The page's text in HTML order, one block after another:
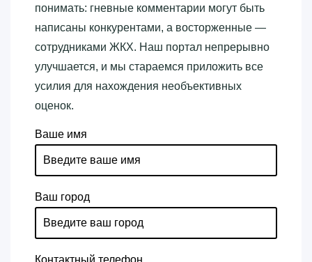
понимать: гневные комментарии могут быть
написаны конкурентами, а восторженные —
сотрудниками ЖКХ. Наш портал непрерывно
улучшается, и мы стараемся приложить все
усилия для нахождения необъективных
оценок.
Ваше имя
Ваш город